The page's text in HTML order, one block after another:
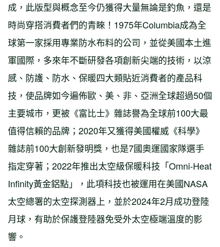
成，此版型與概念至今仍獲得大量無論是釣魚，還是
時尚穿搭消費者們的青睞！1975年Columbia成為全
球第一家採用專業防水布料的公司，並從美國本土進
軍國際，多來年不斷研發各項創新尖端的技術，以涼
感、防護、防水、保暖四大類貼近消費者的產品科
技，使品牌如今遍佈歐、美、非、亞洲全球超過50個
主要城市，更被《富比士》雜誌譽為全球前100大最
值得信賴的品牌；2020年又獲得美國權威《科學》
雜誌前100大創新發明獎，也是7國奧運國家隊選手
指定穿著；2022年推出太空級保暖科技「Omni-Heat
Infinity黃金鋁點」，此項科技也被運用在美國NASA
太空總署的太空探測器上，並於2024年2月成功登陸
月球，有助於保護登陸器免受外太空極端溫度的影
響。